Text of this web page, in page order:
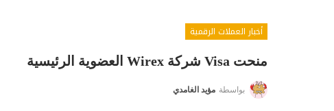
أخبار العملات الرقمية
منحت Visa شركة Wirex العضوية الرئيسية
بواسطة مؤيد الغامدي